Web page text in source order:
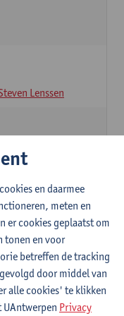
Lenssen
Kris Annaert
en daarmee
meten en
er cookies geplaatst om
tonen en voor
betreffen de tracking
door middel van
alle cookies' te klikken
UAntwerpen Privacy